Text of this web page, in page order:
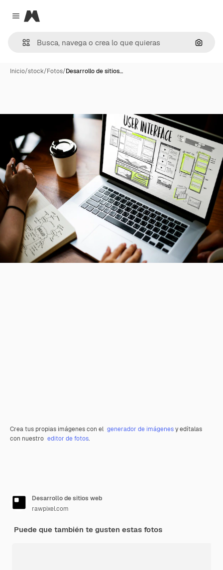
Close menu
Magnific
Inicio/stock/Fotos/Desarrollo de sitios…
Crea tus propias imágenes con el generador de imágenesy edítalas
con nuestro editor de fotos.
Desarrollo de sitios web
rawpixel.com
Puede que también te gusten estas fotos